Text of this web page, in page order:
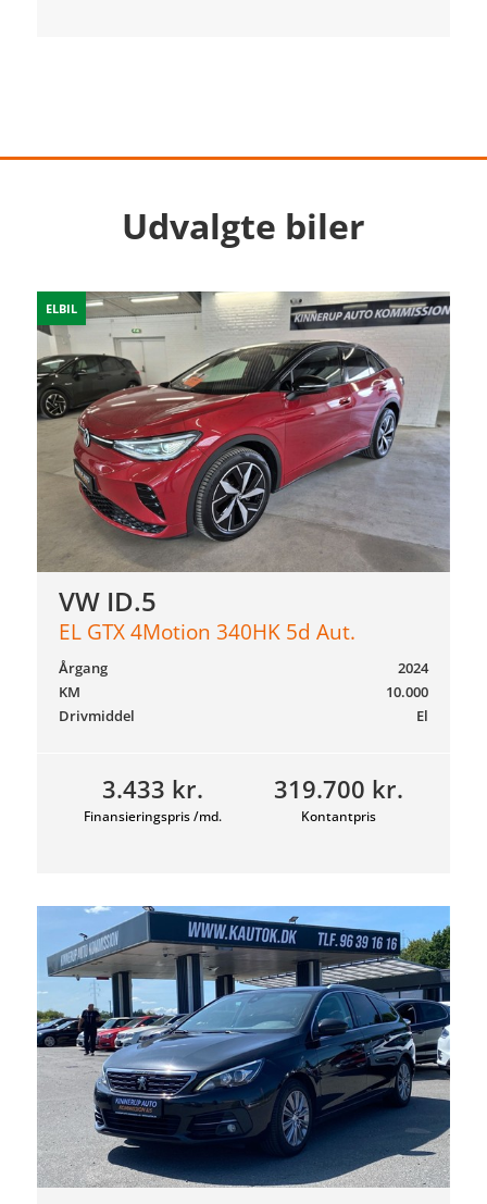
Udvalgte biler
ELBIL
VW ID.5
EL GTX 4Motion 340HK 5d Aut.
3.433 kr.
Finansieringspris /md.
319.700 kr.
Kontantpris
2024
Årgang
10.000
KM
El
Drivmiddel